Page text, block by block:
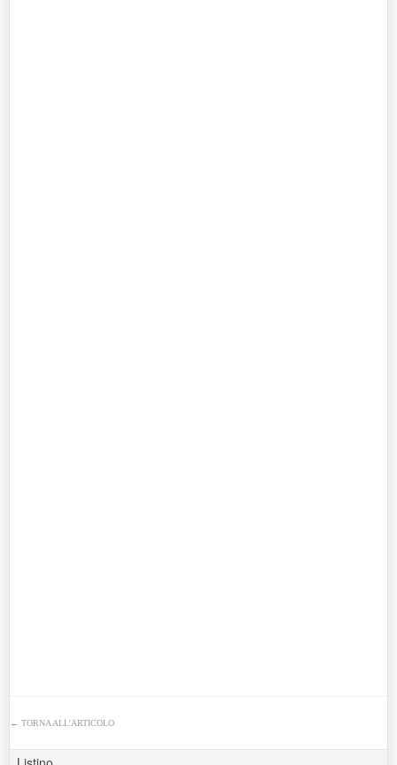
← TORNA ALL'ARTICOLO